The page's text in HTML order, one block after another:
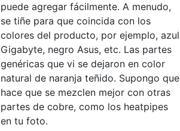
puede agregar fácilmente. A menudo,
se tiñe para que coincida con los
colores del producto, por ejemplo, azul
Gigabyte, negro Asus, etc. Las partes
genéricas que vi se dejaron en color
natural de naranja teñido. Supongo que
hace que se mezclen mejor con otras
partes de cobre, como los heatpipes
en tu foto.